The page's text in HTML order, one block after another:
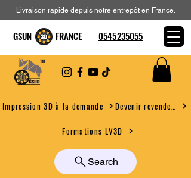
Impression 3D à la demande
Formations LV3D
Search
Livraison rapide depuis notre entrepôt en France.
GSUN FRANCE 0545235055